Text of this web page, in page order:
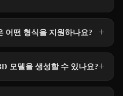
어떤 형식을 지원하나요?
모델을 생성할 수 있나요?